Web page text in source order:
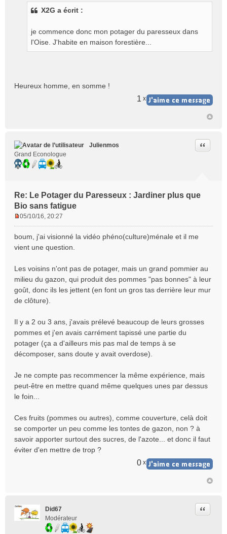
u
X2G a écrit :
je commence donc mon potager du paresseux dans
l'Oise. J'habite en maison forestière...
Heureux homme, en somme !
1 x
Julienmos
Grand Econologue
Re: Le Potager du Paresseux : Jardiner plus que
Bio sans fatigue
Citer
s
s
g
e
n
u
05/10/16, 20:27
boum, j'ai visionné la vidéo phéno(culture)ménale et il me
vient une question.
Les voisins n'ont pas de potager, mais un grand pommier au
milieu du gazon, qui produit des pommes "pas bonnes" à leur
goût, donc ils les jettent (en font un gros tas derrière leur mur
de clôture).
Il y a 2 ou 3 ans, j'avais prélevé beaucoup de leurs grosses
pommes et j'en avais carrément tapissé une partie du
potager (ça a d'ailleurs mis pas mal de temps à se
décomposer, sans doute y avait overdose).
Je ne compte pas recommencer la même expérience, mais
peut-être en mettre quand même quelques unes par dessus
le foin...
Ces fruits (pommes ou autres), comme couverture, celà doit
se comporter un peu comme les tontes de gazon, non ? à
savoir apporter surtout des sucres, de l'azote... et donc il faut
éviter d'en mettre de trop ?
0 x
Did67
Modérateur
Citer